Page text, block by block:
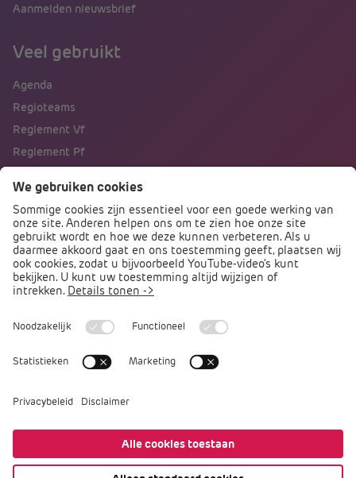
Aanmelden nieuwsbrief
Veel gebruikt
Agenda
Regioteams
Reglement Vf
Reglement Pf
Direct naar
Podcast PO praat
Arbocatalogus PO
Arbomeester